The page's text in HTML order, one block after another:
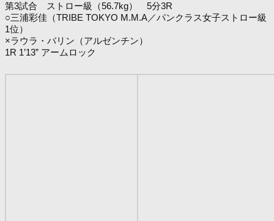
第3試合 ストロー級（56.7kg） 5分3R
○三浦彩佳（TRIBE TOKYO M.M.A／パンクラス女子ストロー級
1位）
×ラウラ・バリン（アルゼンチン）
1R 1’13” アームロック